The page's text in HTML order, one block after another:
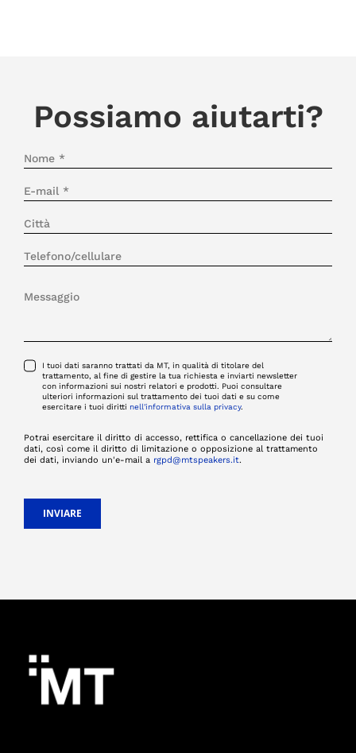
Possiamo aiutarti?
I tuoi dati saranno trattati da MT, in qualità di titolare del
trattamento, al fine di gestire la tua richiesta e inviarti newsletter
con informazioni sui nostri relatori e prodotti. Puoi consultare
ulteriori informazioni sul trattamento dei tuoi dati e su come
esercitare i tuoi diritti nell'informativa sulla privacy.
Potrai esercitare il diritto di accesso, rettifica o cancellazione dei tuoi
dati, così come il diritto di limitazione o opposizione al trattamento
dei dati, inviando un'e-mail a rgpd@mtspeakers.it.
INVIARE